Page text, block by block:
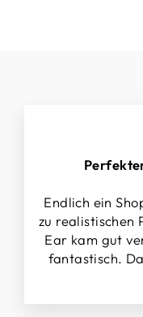
Endlich ein
zu realistischen
Ear kam gut
fantastisch.